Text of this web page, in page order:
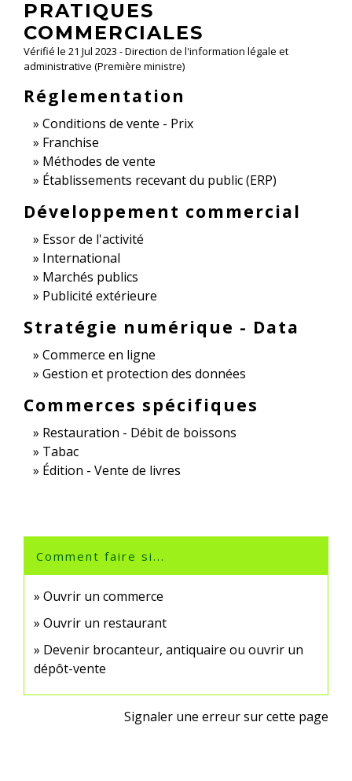
PRATIQUES
COMMERCIALES
Vérifié le 21 Jul 2023 - Direction de l'information légale et
administrative (Première ministre)
Réglementation
Conditions de vente - Prix
Franchise
Méthodes de vente
Établissements recevant du public (ERP)
Développement commercial
Essor de l'activité
International
Marchés publics
Publicité extérieure
Stratégie numérique - Data
Commerce en ligne
Gestion et protection des données
Commerces spécifiques
Restauration - Débit de boissons
Tabac
Édition - Vente de livres
Comment faire si...
Ouvrir un commerce
Ouvrir un restaurant
Devenir brocanteur, antiquaire ou ouvrir un
dépôt-vente
Signaler une erreur sur cette page